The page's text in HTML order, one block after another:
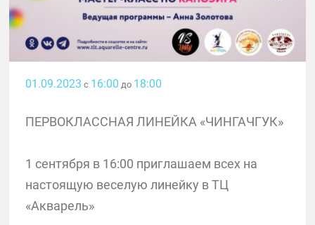
01.09.2023 с 16:00 до 18:00
ПЕРВОКЛАССНАЯ ЛИНЕЙКА «ЧИНГАЧГУК»
1 сентября в 16:00 приглашаем всех на
настоящую веселую линейку в ТЦ
«Акварель»